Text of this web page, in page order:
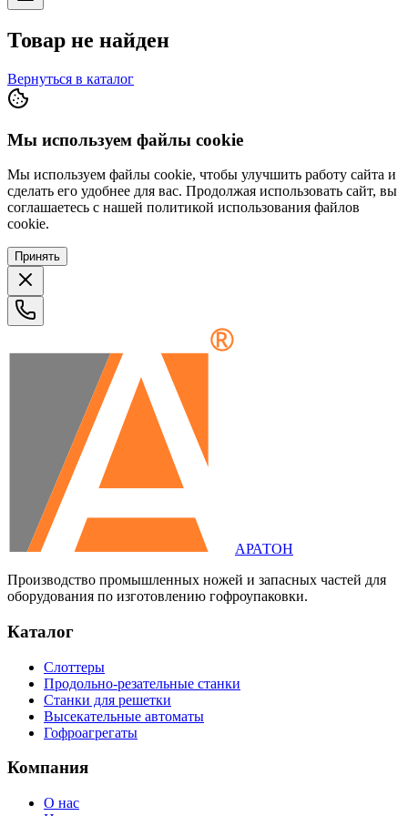
Товар не найден
Вернуться в каталог
Мы используем файлы cookie
Мы используем файлы cookie, чтобы улучшить работу сайта и
сделать его удобнее для вас. Продолжая использовать сайт, вы
соглашаетесь с нашей политикой использования файлов
cookie.
Принять
АРАТОН
Производство промышленных ножей и запасных частей для
оборудования по изготовлению гофроупаковки.
Каталог
Слоттеры
Продольно-резательные станки
Станки для решетки
Высекательные автоматы
Гофроагрегаты
Компания
О нас